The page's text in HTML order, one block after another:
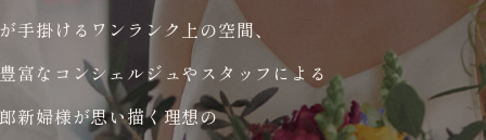
手掛けるワンランク上の空間、
富なコンシェルジュやスタッフによる
新婦様が思い描く理想の